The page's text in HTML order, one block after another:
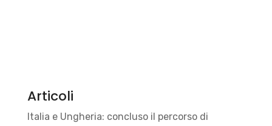
Articoli
Italia e Ungheria: concluso il percorso di